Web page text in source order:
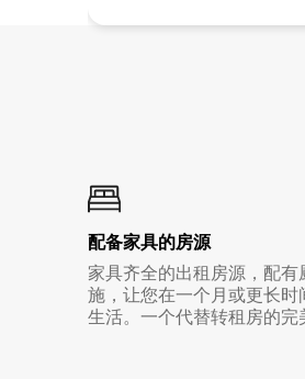
配备家具的房源
家具齐全的出租房源，配
施，让您在一个月或更长
生活。一个代替转租房的完